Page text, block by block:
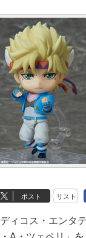
ポスト リスト
ィコス・エンタ